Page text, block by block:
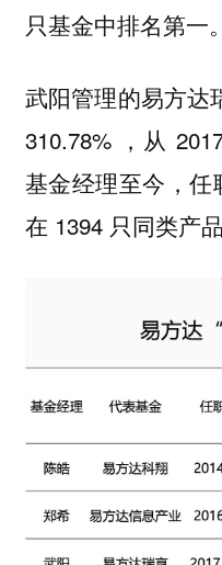
只基金中排名第一。
武阳管理的易方达
310.78% ，从
基金经理至今，任
在 1394 只同类产